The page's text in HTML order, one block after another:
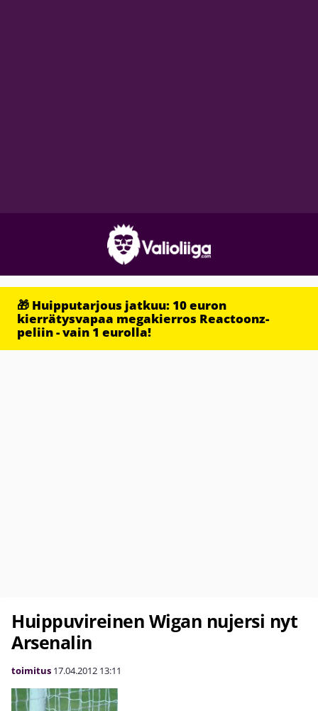
🎁 Huipputarjous jatkuu: 10 euron
kierrätysvapaa megakierros Reactoonz-
peliin - vain 1 eurolla!
Huippuvireinen Wigan nujersi nyt
Arsenalin
toimitus 17.04.2012 13:11